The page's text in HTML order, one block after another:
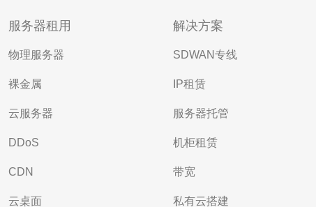
服务器租用
物理服务器
裸金属
云服务器
DDoS
CDN
云桌面
解决方案
SDWAN专线
IP租赁
服务器托管
机柜租赁
带宽
私有云搭建